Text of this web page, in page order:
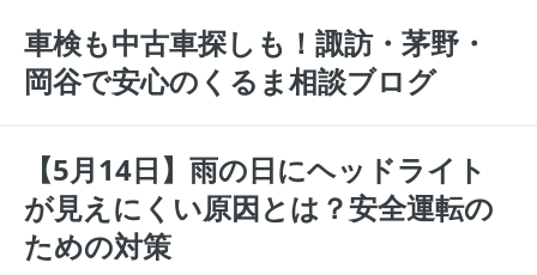
車検も中古車探しも！諏訪・茅野・
岡谷で安心のくるま相談ブログ
【5月14日】雨の日にヘッドライト
が見えにくい原因とは？安全運転の
ための対策